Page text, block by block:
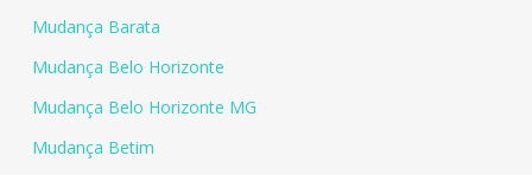
Mudança Barata
Mudança Belo Horizonte
Mudança Belo Horizonte MG
Mudança Betim